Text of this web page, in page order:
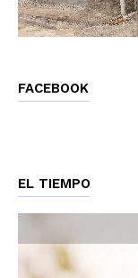
FACEBOOK
EL TIEMPO